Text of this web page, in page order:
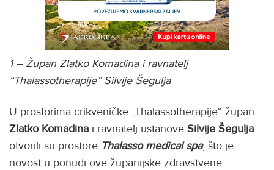
1 – Župan Zlatko Komadina i ravnatelj
“Thalassotherapije” Silvije Šegulja
U prostorima crikveničke „Thalassotherapije“ župan
Zlatko Komadina i ravnatelj ustanove Silvije Šegulja
otvorili su prostore Thalasso medical spa, što je
novost u ponudi ove županijske zdravstvene